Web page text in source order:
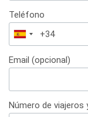
Teléfono
España
+34
Email (opcional)
Número de